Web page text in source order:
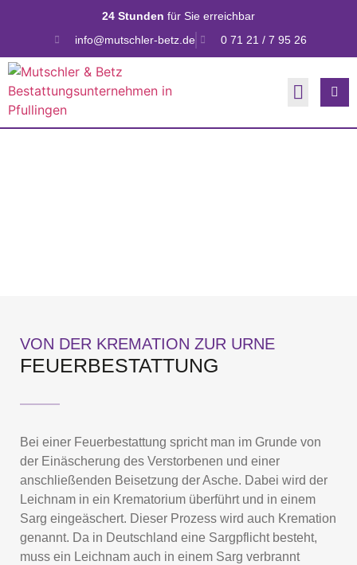
24 Stunden für Sie erreichbar
info@mutschler-betz.de
0 71 21 / 7 95 26
VON DER KREMATION ZUR URNE
FEUERBESTATTUNG
Bei einer Feuerbestattung spricht man im Grunde von
der Einäscherung des Verstorbenen und einer
anschließenden Beisetzung der Asche. Dabei wird der
Leichnam in ein Krematorium überführt und in einem
Sarg eingeäschert. Dieser Prozess wird auch Kremation
genannt. Da in Deutschland eine Sargpflicht besteht,
muss ein Leichnam auch in einem Sarg verbrannt